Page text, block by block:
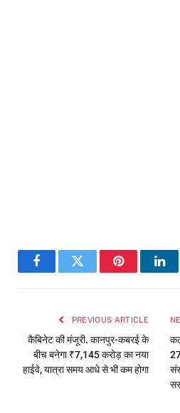
FacebookTwitter Pinterest
PREVIOUS ARTICLE
कैबिनेट की मंजूरी. कानपुर-कबरई के
बीच बनेगा ₹7,145 करोड़ का नया
हाईवे, यात्रा समय आधे से भी कम होगा